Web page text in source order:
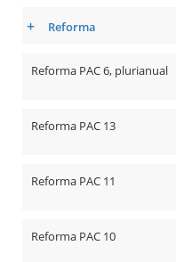
+ Reforma
Reforma PAC 6, plurianual
Reforma PAC 13
Reforma PAC 11
Reforma PAC 10